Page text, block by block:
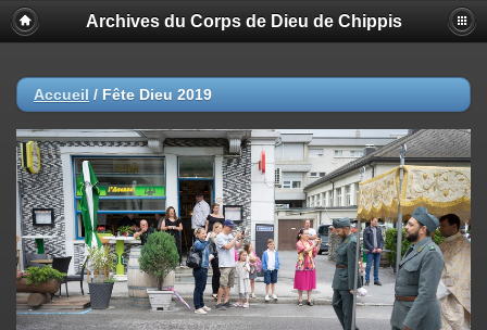
Archives du Corps de Dieu de Chippis
Accueil / Fête Dieu 2019